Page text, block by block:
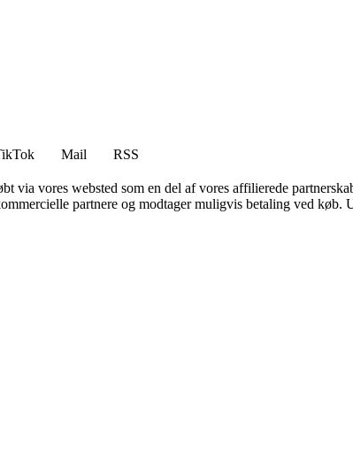
Mail
RSS
vores websted som en del af vores affilierede
partnere og modtager muligvis betaling ved køb.